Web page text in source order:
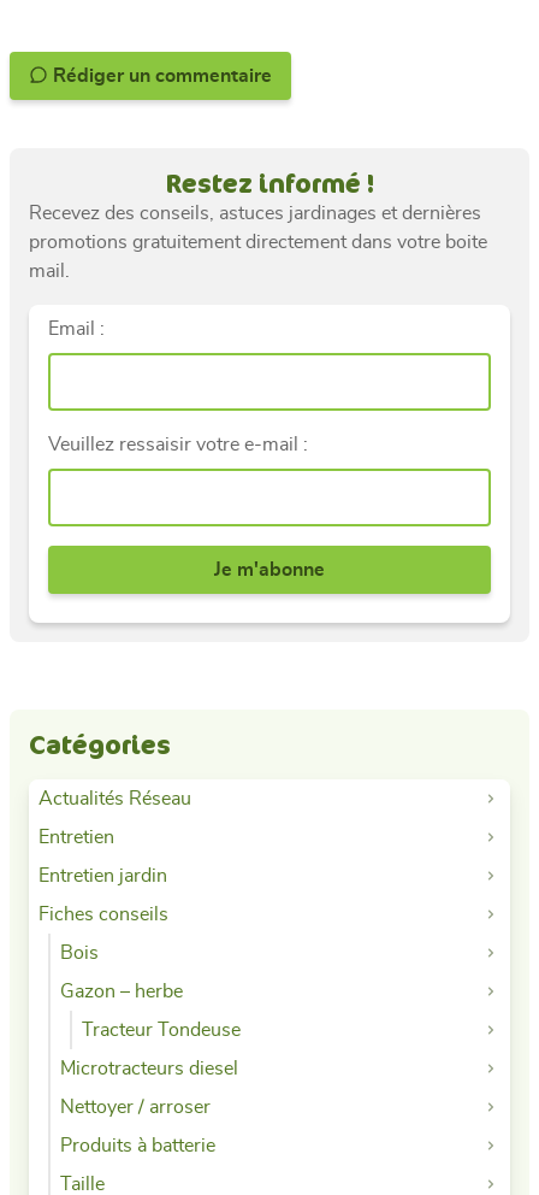
Rédiger un commentaire
Restez informé !
Recevez des conseils, astuces jardinages et dernières
promotions gratuitement directement dans votre boite
mail.
Email :
Veuillez ressaisir votre e-mail :
Catégories
Actualités Réseau
Entretien
Entretien jardin
Fiches conseils
Bois
Gazon – herbe
Tracteur Tondeuse
Microtracteurs diesel
Nettoyer / arroser
Produits à batterie
Taille